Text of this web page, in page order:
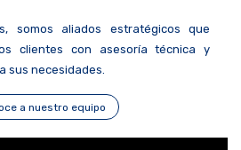
somos aliados estratégicos que
clientes con asesoría técnica y
sus necesidades.
a nuestro equipo